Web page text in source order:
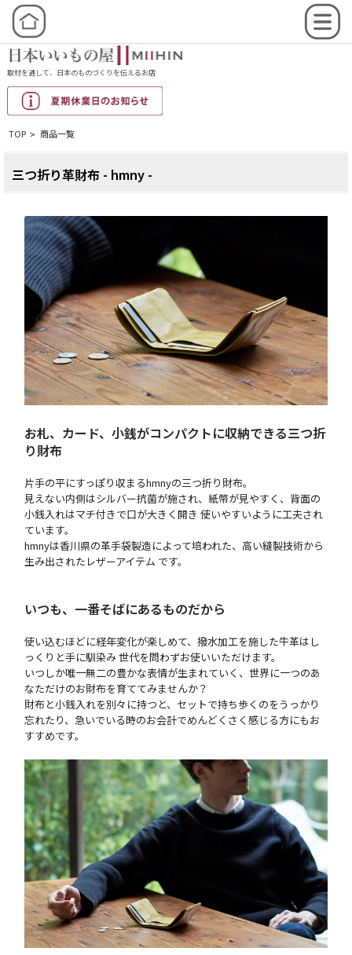
取材を通して、日本のものづくりを伝えるお店
TOP > 商品一覧
三つ折り革財布 - hmny -
お札、カード、小銭がコンパクトに収納できる三つ折
り財布
片手の平にすっぽり収まるhmnyの三つ折り財布。
見えない内側はシルバー抗菌が施され、紙幣が見やすく、背面の
小銭入れはマチ付きで口が大きく開き 使いやすいように工夫され
ています。
hmnyは香川県の革手袋製造によって培われた、高い縫製技術から
生み出されたレザーアイテム です。
いつも、一番そばにあるものだから
使い込むほどに経年変化が楽しめて、撥水加工を施した牛革はし
っくりと手に馴染み 世代を問わずお使いいただけます。
いつしか唯一無二の豊かな表情が生まれていく、世界に一つのあ
なただけのお財布を育ててみませんか？
財布と小銭入れを別々に持つと、セットで持ち歩くのをうっかり
忘れたり、急いでいる時のお会計でめんどくさく感じる方にもお
すすめです。